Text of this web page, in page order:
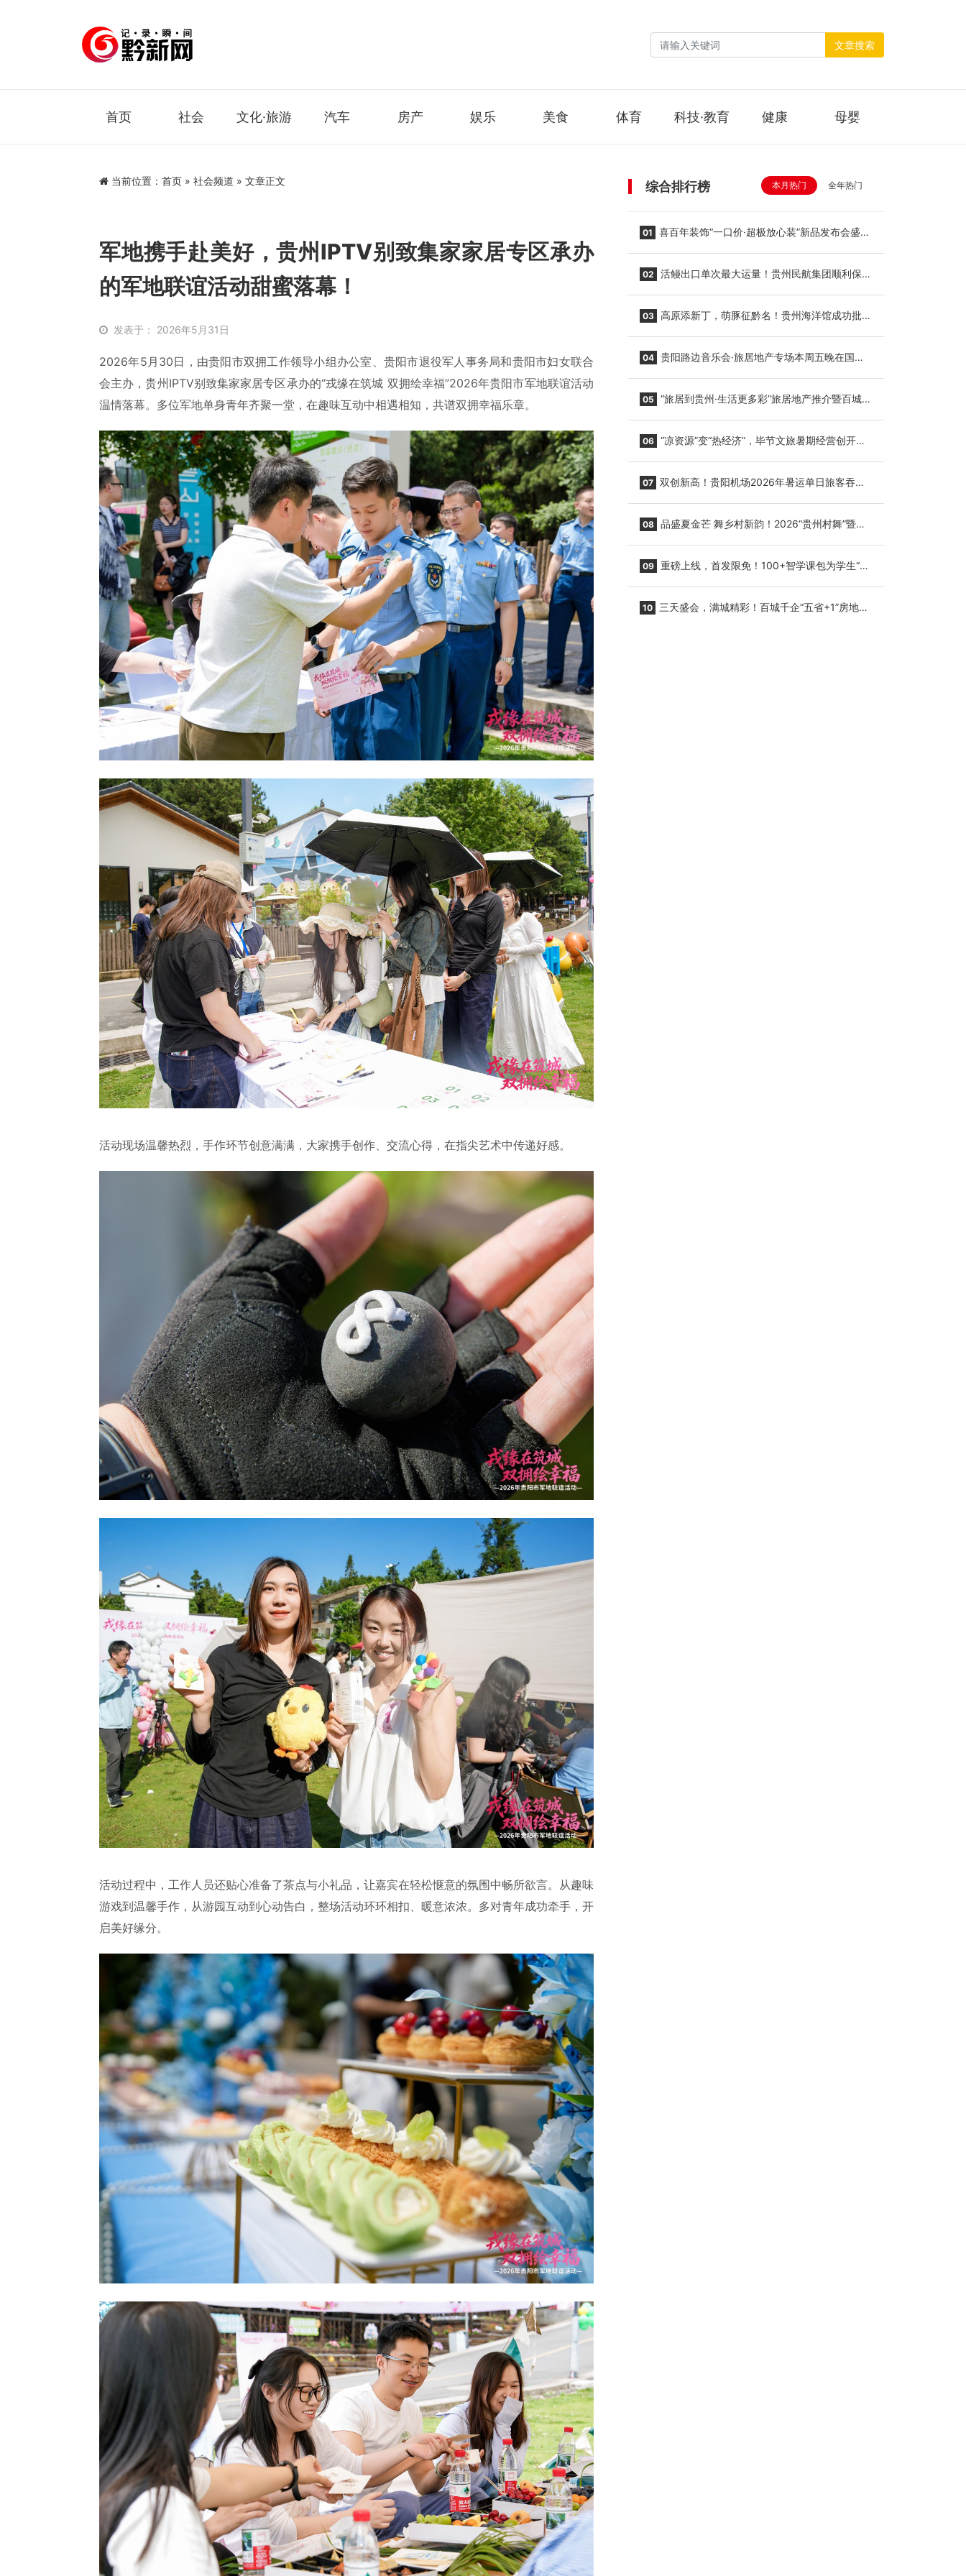
文章搜索
首页 社会 文化·旅游 汽车 房产 娱乐 美食 体育 科技·教育 健康 母婴
当前位置： 首页 » 社会频道 » 文章正文
军地携手赴美好，贵州IPTV别致集家家居专区承办
的军地联谊活动甜蜜落幕！
发表于： 2026年5月31日
2026年5月30日，由贵阳市双拥工作领导小组办公室、贵阳市退役军人事务局和贵阳市妇女联合
会主办，贵州IPTV别致集家家居专区承办的“戎缘在筑城 双拥绘幸福”2026年贵阳市军地联谊活动
温情落幕。多位军地单身青年齐聚一堂，在趣味互动中相遇相知，共谱双拥幸福乐章。
活动现场温馨热烈，手作环节创意满满，大家携手创作、交流心得，在指尖艺术中传递好感。
活动过程中，工作人员还贴心准备了茶点与小礼品，让嘉宾在轻松惬意的氛围中畅所欲言。从趣味
游戏到温馨手作，从游园互动到心动告白，整场活动环环相扣、暖意浓浓。多对青年成功牵手，开
启美好缘分。
综合排行榜 本月热门 全年热门
01 喜百年装饰“一口价·超极放心装”新品发布会盛大
02 活鳗出口单次最大运量！贵州民航集团顺利保障
03 高原添新丁，萌豚征黔名！贵州海洋馆成功批量
04 贵阳路边音乐会·旅居地产专场本周五晚在国际
05 “旅居到贵州·生活更多彩”旅居地产推介暨百城千
06 “凉资源”变“热经济”，毕节文旅暑期经营创开门
07 双创新高！贵阳机场2026年暑运单日旅客吞吐
08 品盛夏金芒 舞乡村新韵！2026“贵州村舞”暨望
09 重磅上线，首发限免！100+智学课包为学生“精
10 三天盛会，满城精彩！百城千企“五省+1”房地产